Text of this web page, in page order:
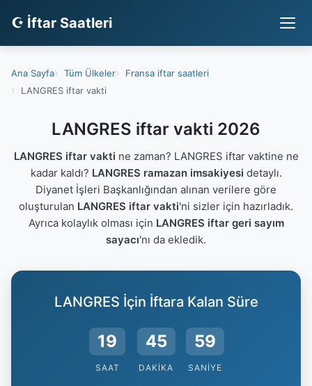
☪ İftar Saatleri
Ana Sayfa Tüm Ülkeler
Fransa iftar saatleri
LANGRES iftar vakti
LANGRES iftar vakti 2026
LANGRES iftar vakti ne zaman? LANGRES iftar vaktine ne
kadar kaldı? LANGRES ramazan imsakiyesi detaylı.
Diyanet İşleri Başkanlığından alınan verilere göre
oluşturulan LANGRES iftar vakti'ni sizler için hazırladık.
Ayrıca kolaylık olması için LANGRES iftar geri sayım
sayacı'nı da ekledik.
LANGRES İçin İftara Kalan Süre
19
SAAT
45
DAKIKA
58
SANIYE